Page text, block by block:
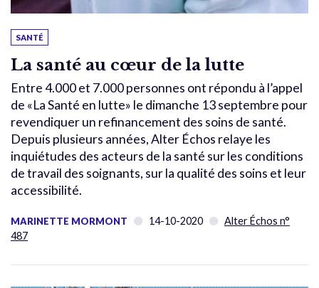
SANTÉ
La santé au cœur de la lutte
Entre 4.000 et 7.000 personnes ont répondu à l’appel
de «La Santé en lutte» le dimanche 13 septembre pour
revendiquer un refinancement des soins de santé.
Depuis plusieurs années, Alter Échos relaye les
inquiétudes des acteurs de la santé sur les conditions
de travail des soignants, sur la qualité des soins et leur
accessibilité.
MARINETTE MORMONT 14-10-2020
Alter Échos n°
487